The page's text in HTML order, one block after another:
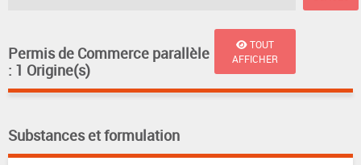
Permis de Commerce parallèle
: 1 Origine(s)
TOUT
AFFICHER
Substances et formulation